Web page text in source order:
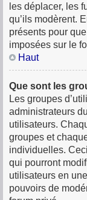
les déplacer, les
qu’ils modèrent.
présents pour
imposées sur le
Haut
Que sont les
Les groupes
administrateurs
utilisateurs.
groupes et
individuelles.
qui pourront
utilisateurs en
pouvoirs de